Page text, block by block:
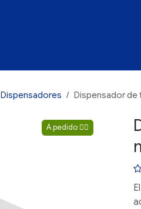
Dispensadores Dispensador de
A pedido ☝🏻
A pedido ☝🏻
El